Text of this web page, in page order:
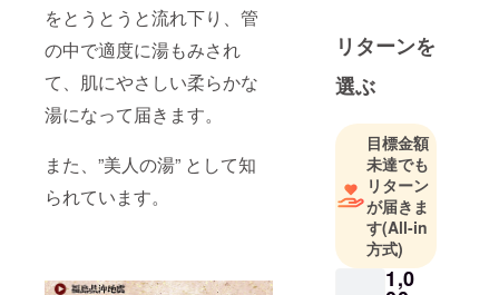
をとうとうと流れ下り、管
の中で適度に湯もみされ
て、肌にやさしい柔らかな
湯になって届きます。
また、”美人の湯” として知
られています。
かい肌触り
ほっと落ち
お待ちして
おります。
リターンを
選ぶ
目標金額
未達でも
リターン
が届きま
す(All-in
方式)
1,0